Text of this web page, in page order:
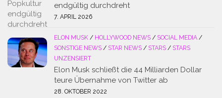
endgültig durchdreht
7. APRIL 2026
ELON MUSK / HOLLYWOOD NEWS / SOCIAL MEDIA /
SONSTIGE NEWS / STAR NEWS / STARS / STARS
UNZENSIERT
Elon Musk schließt die 44 Milliarden Dollar
teure Übernahme von Twitter ab
28. OKTOBER 2022